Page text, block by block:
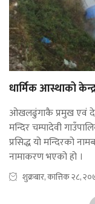
धार्मिक आस्थाको
ओखलढुंगाकै प्रमुख एवं
मन्दिर चम्पादेवी
प्रसिद्ध यो मन्दिरको
नामाकरण भएको हो ।
शुक्रबार, कात्तिक २८,